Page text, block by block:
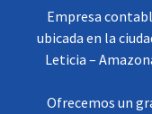
Empresa
ubicada en la
Leticia –
Ofrecemos un